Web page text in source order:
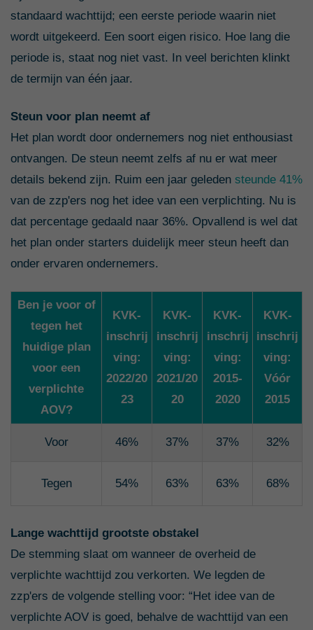
standaard wachttijd; een eerste periode waarin niet
wordt uitgekeerd. Een soort eigen risico. Hoe lang die
periode is, staat nog niet vast. In veel berichten klinkt
de termijn van één jaar.
Steun voor plan neemt af
Het plan wordt door ondernemers nog niet enthousiast
ontvangen. De steun neemt zelfs af nu er wat meer
details bekend zijn. Ruim een jaar geleden steunde 41%
van de zzp'ers nog het idee van een verplichting. Nu is
dat percentage gedaald naar 36%. Opvallend is wel dat
het plan onder starters duidelijk meer steun heeft dan
onder ervaren ondernemers.
Ben je voor of
tegen het
huidige plan
voor een
verplichte
AOV?
KVK-
inschrij
ving:
2022/20
23
KVK-
inschrij
ving:
2021/20
20
KVK-
inschrij
ving:
2015-
2020
KVK-
inschrij
ving:
Vóór
2015
Voor 46% 37% 37% 32%
Tegen 54% 63% 63% 68%
Lange wachttijd grootste obstakel
De stemming slaat om wanneer de overheid de
verplichte wachttijd zou verkorten. We legden de
zzp'ers de volgende stelling voor: “Het idee van de
verplichte AOV is goed, behalve de wachttijd van een